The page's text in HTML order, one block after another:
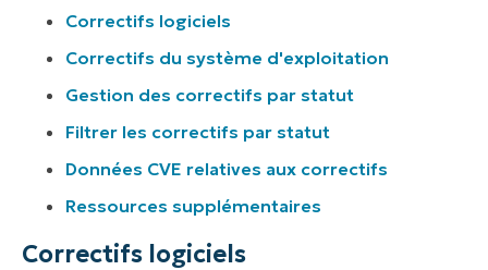
Correctifs logiciels
Correctifs du système d'exploitation
Gestion des correctifs par statut
Filtrer les correctifs par statut
Données CVE relatives aux correctifs
Ressources supplémentaires
Correctifs logiciels